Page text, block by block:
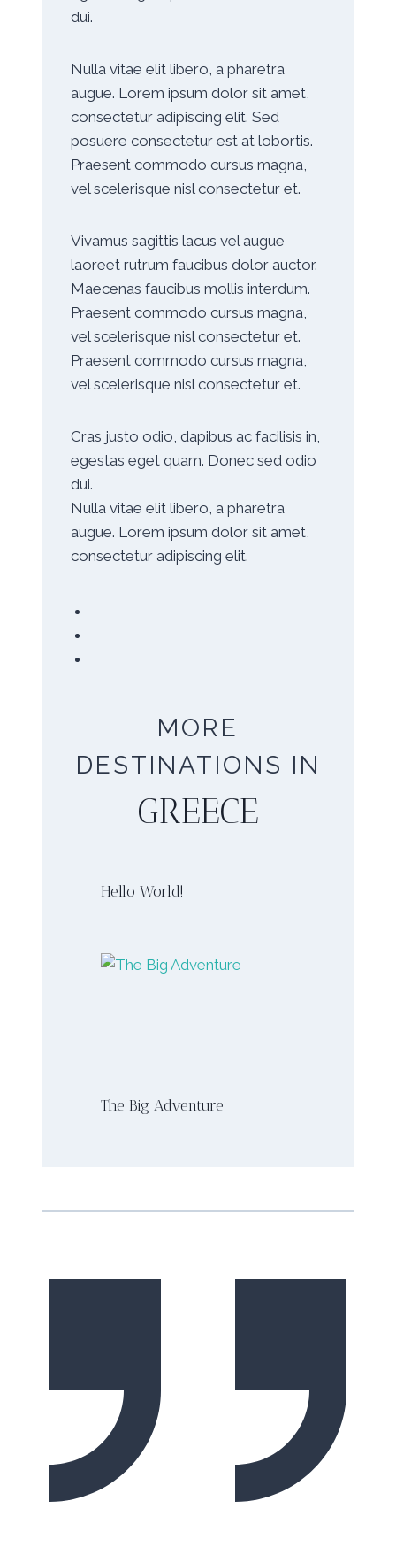
dui.
Nulla vitae elit libero, a pharetra
augue. Lorem ipsum dolor sit amet,
consectetur adipiscing elit. Sed
posuere consectetur est at lobortis.
Praesent commodo cursus magna,
vel scelerisque nisl consectetur et.
Vivamus sagittis lacus vel augue
laoreet rutrum faucibus dolor auctor.
Maecenas faucibus mollis interdum.
Praesent commodo cursus magna,
vel scelerisque nisl consectetur et.
Praesent commodo cursus magna,
vel scelerisque nisl consectetur et.
Cras justo odio, dapibus ac facilisis in,
egestas eget quam. Donec sed odio
dui.
Nulla vitae elit libero, a pharetra
augue. Lorem ipsum dolor sit amet,
consectetur adipiscing elit.
MORE
DESTINATIONS IN
GREECE
Hello World!
The Big Adventure